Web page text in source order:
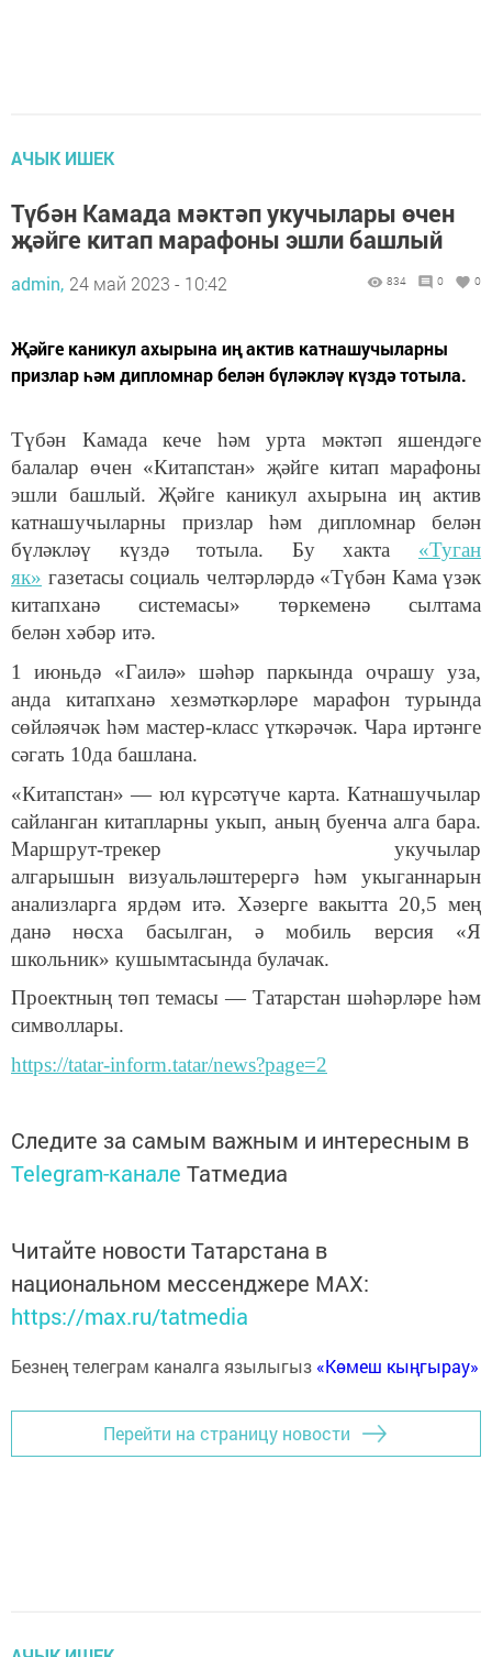
АЧЫК ИШЕК
Түбән Камада мәктәп укучылары өчен
җәйге китап марафоны эшли башлый
admin, 24 май 2023 - 10:42 834 0 0
Җәйге каникул ахырына иң актив катнашучыларны
призлар һәм дипломнар белән бүләкләү күздә тотыла.
Түбән Камада кече һәм урта мәктәп яшендәге
балалар өчен «Китапстан» җәйге китап марафоны
эшли башлый. Җәйге каникул ахырына иң актив
катнашучыларны призлар һәм дипломнар белән
бүләкләү күздә тотыла. Бу хакта «Туган
як» газетасы социаль челтәрләрдә «Түбән Кама үзәк
китапханә системасы» төркеменә сылтама
белән хәбәр итә.
1 июньдә «Гаилә» шәһәр паркында очрашу уза,
анда китапханә хезмәткәрләре марафон турында
сөйләячәк һәм мастер-класс үткәрәчәк. Чара иртәнге
сәгать 10да башлана.
«Китапстан» — юл күрсәтүче карта. Катнашучылар
сайланган китапларны укып, аның буенча алга бара.
Маршрут-трекер укучылар
алгарышын визуальләштерергә һәм укыганнарын
анализларга ярдәм итә. Хәзерге вакытта 20,5 мең
данә нөсха басылган, ә мобиль версия «Я
школьник» кушымтасында булачак.
Проектның төп темасы — Татарстан шәһәрләре һәм
символлары.
https://tatar-inform.tatar/news?page=2
Следите за самым важным и интересным в
Telegram-канале Татмедиа
Читайте новости Татарстана в
национальном мессенджере MАХ:
https://max.ru/tatmedia
Безнең телеграм каналга язылыгыз «Көмеш кыңгырау»
Перейти на страницу новости